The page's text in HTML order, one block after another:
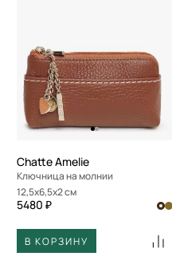
Chatte Amelie
Ключница на молнии
12,5x6,5x2 см
5480 ₽
В КОРЗИНУ